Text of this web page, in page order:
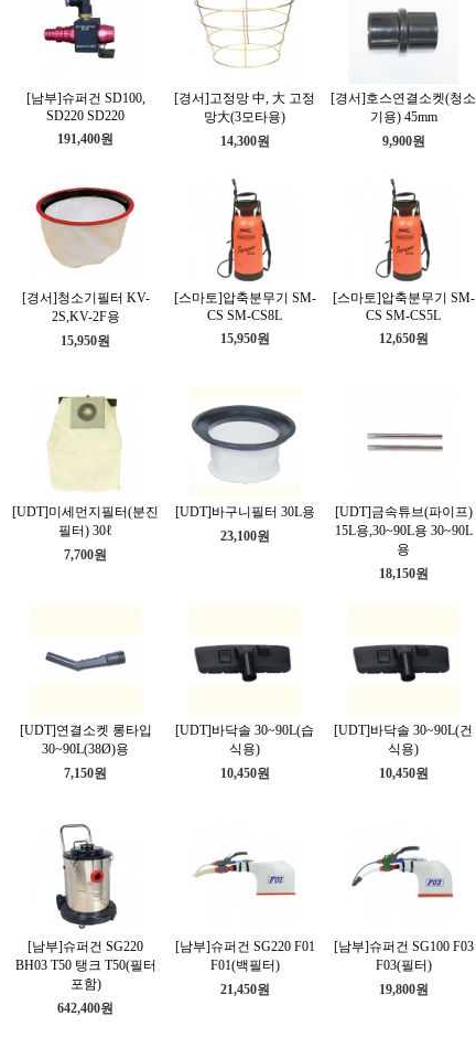
[남부]슈퍼건 SD100,
SD220 SD220
191,400원
[경서]고정망 中, 大 고정
망大(3모타용)
14,300원
[경서]호스연결소켓(청소
기용) 45mm
9,900원
[경서]청소기필터 KV-
2S,KV-2F용
15,950원
[스마토]압축분무기 SM-
CS SM-CS8L
15,950원
[스마토]압축분무기 SM-
CS SM-CS5L
12,650원
[UDT]미세먼지필터(분진
필터) 30ℓ
7,700원
[UDT]바구니필터 30L용
23,100원
[UDT]금속튜브(파이프)
15L용,30~90L용 30~90L
용
18,150원
[UDT]연결소켓 롱타입
30~90L(38Ø)용
7,150원
[UDT]바닥솔 30~90L(습
식용)
10,450원
[UDT]바닥솔 30~90L(건
식용)
10,450원
[남부]슈퍼건 SG220
BH03 T50 탱크 T50(필터
포함)
642,400원
[남부]슈퍼건 SG220 F01
F01(백필터)
21,450원
[남부]슈퍼건 SG100 F03
F03(필터)
19,800원